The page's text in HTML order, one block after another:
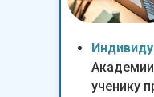
ученику